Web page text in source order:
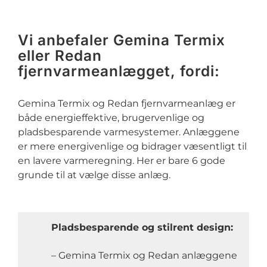
Vi anbefaler Gemina Termix
eller Redan
fjernvarmeanlægget, fordi:
Gemina Termix og Redan fjernvarmeanlæg er
både energieffektive, brugervenlige og
pladsbesparende varmesystemer. Anlæggene
er mere energivenlige og bidrager væsentligt til
en lavere varmeregning. Her er bare 6 gode
grunde til at vælge disse anlæg.
Pladsbesparende og stilrent design:
– Gemina Termix og Redan anlæggene